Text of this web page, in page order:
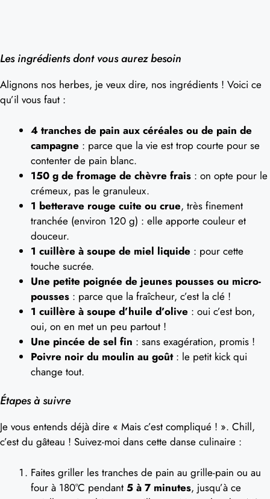
Les ingrédients dont vous aurez besoin
Alignons nos herbes, je veux dire, nos ingrédients ! Voici ce
qu’il vous faut :
4 tranches de pain aux céréales ou de pain de
campagne : parce que la vie est trop courte pour se
contenter de pain blanc.
150 g de fromage de chèvre frais : on opte pour le
crémeux, pas le granuleux.
1 betterave rouge cuite ou crue, très finement
tranchée (environ 120 g) : elle apporte couleur et
douceur.
1 cuillère à soupe de miel liquide : pour cette
touche sucrée.
Une petite poignée de jeunes pousses ou micro-
pousses : parce que la fraîcheur, c’est la clé !
1 cuillère à soupe d’huile d’olive : oui c’est bon,
oui, on en met un peu partout !
Une pincée de sel fin : sans exagération, promis !
Poivre noir du moulin au goût: le petit kick qui
change tout.
Étapes à suivre
Je vous entends déjà dire « Mais c’est compliqué ! ». Chill,
c’est du gâteau ! Suivez-moi dans cette danse culinaire :
Faites griller les tranches de pain au grille-pain ou au
four à 180°C pendant 5 à 7 minutes, jusqu’à ce